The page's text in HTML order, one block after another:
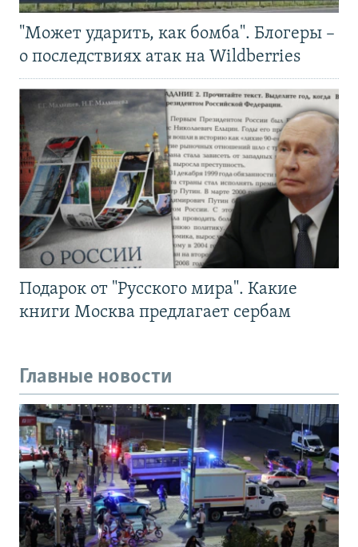
"Может ударить, как бомба". Блогеры –
о последствиях атак на Wildberries
Подарок от "Русского мира". Какие
книги Москва предлагает сербам
Главные новости